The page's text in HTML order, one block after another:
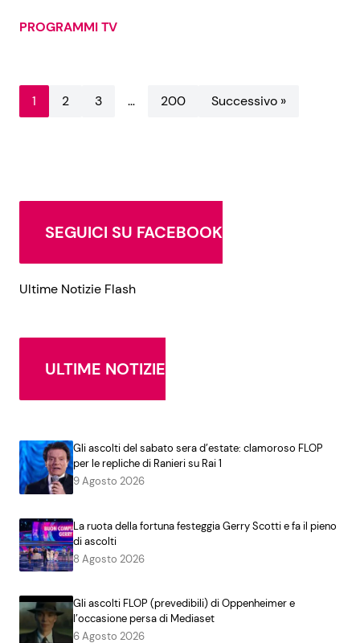
PROGRAMMI TV
1 2 3 … 200 Successivo »
SEGUICI SU FACEBOOK
Ultime Notizie Flash
ULTIME NOTIZIE
Gli ascolti del sabato sera d’estate: clamoroso FLOP
per le repliche di Ranieri su Rai 1
9 Agosto 2026
La ruota della fortuna festeggia Gerry Scotti e fa il pieno
di ascolti
8 Agosto 2026
Gli ascolti FLOP (prevedibili) di Oppenheimer e
l’occasione persa di Mediaset
6 Agosto 2026